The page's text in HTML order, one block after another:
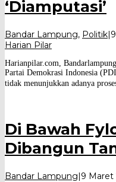
‘Diamputasi’
Bandar Lampung, Politik|
Harian Pilar
Harianpilar.com,
Partai Demokrasi Indonesia
tidak menunjukkan adanya
Di Bawah
Dibangun
Bandar Lampung|9 Maret